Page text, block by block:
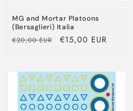
MG and Mortar Platoons
(Bersaglieri) Italia
Normaler
€20,00 EUR Verkaufspreis
€15,00 EUR